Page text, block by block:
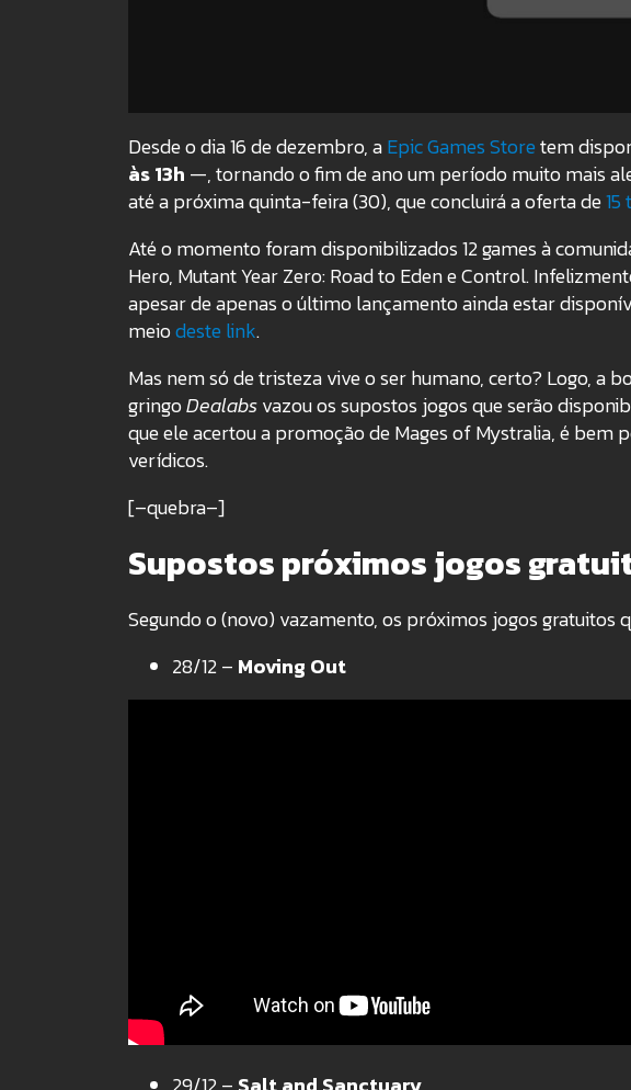
Desde o dia 16 de dezembro, aEpic Games Storetem
às 13h —, tornando o fim de ano um período muito mais
até a próxima quinta-feira (30), que concluirá a oferta de
Até o momento foram disponibilizados 12 games à
Hero, Mutant Year Zero: Road to Eden e Control.
apesar de apenas o último lançamento ainda estar
meiodeste link.
Mas nem só de tristeza vive o ser humano, certo? Logo, a
gringoDealabsvazou os supostos jogos que serão
que ele acertou a promoção de Mages of Mystralia, é bem
verídicos.
[–quebra–]
Supostos próximos jogos
Segundo o (novo) vazamento, os próximos jogos gratuitos
28/12 – Moving Out